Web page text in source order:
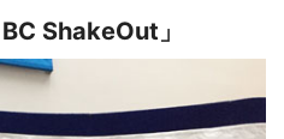
ShakeOut」